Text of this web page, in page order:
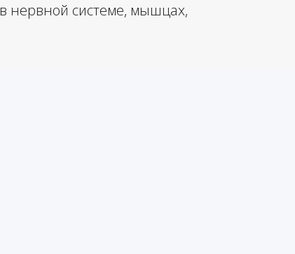
нервной системе, мышцах,